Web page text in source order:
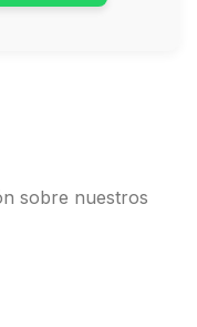
sobre nuestros